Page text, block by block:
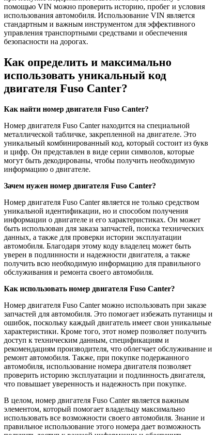
помощью VIN можно проверить историю, пробег и условия
использования автомобиля. Использование VIN является
стандартным и важным инструментом для эффективного
управления транспортными средствами и обеспечения
безопасности на дорогах.
Как определить и максимально
использовать уникальный код
двигателя Fuso Canter?
Как найти номер двигателя Fuso Canter?
Номер двигателя Fuso Canter находится на специальной
металлической табличке, закрепленной на двигателе. Это
уникальный комбинированный код, который состоит из букв
и цифр. Он представлен в виде серии символов, которые
могут быть декодированы, чтобы получить необходимую
информацию о двигателе.
Зачем нужен номер двигателя Fuso Canter?
Номер двигателя Fuso Canter является не только средством
уникальной идентификации, но и способом получения
информации о двигателе и его характеристиках. Он может
быть использован для заказа запчастей, поиска технических
данных, а также для проверки истории эксплуатации
автомобиля. Благодаря этому коду владелец может быть
уверен в подлинности и надежности двигателя, а также
получить всю необходимую информацию для правильного
обслуживания и ремонта своего автомобиля.
Как использовать номер двигателя Fuso Canter?
Номер двигателя Fuso Canter можно использовать при заказе
запчастей для автомобиля. Это помогает избежать путаницы и
ошибок, поскольку каждый двигатель имеет свои уникальные
характеристики. Кроме того, этот номер позволяет получить
доступ к техническим данным, спецификациям и
рекомендациям производителя, что облегчает обслуживание и
ремонт автомобиля. Также, при покупке подержанного
автомобиля, использование номера двигателя позволяет
проверить историю эксплуатации и подлинность двигателя,
что повышает уверенность и надежность при покупке.
В целом, номер двигателя Fuso Canter является важным
элементом, который помогает владельцу максимально
использовать все возможности своего автомобиля. Знание и
правильное использование этого номера дает возможность